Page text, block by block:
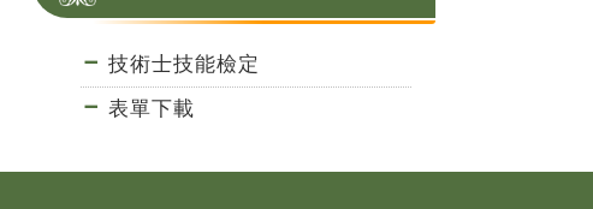
技術士技能檢定
表單下載